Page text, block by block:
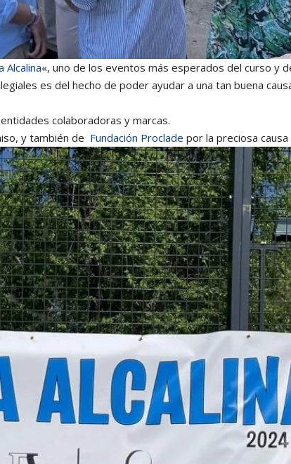
Alcalina«, uno de los eventos más esperados del curso y
es del hecho de poder ayudar a una tan buena
colaboradoras y marcas.
y también de Fundación Proclade por la preciosa causa